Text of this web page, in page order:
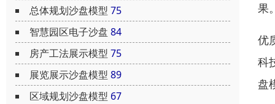
总体规划沙盘模型 75
智慧园区电子沙盘 84
房产工法展示模型 75
展览展示沙盘模型 89
区域规划沙盘模型 67
果
优
科
盘